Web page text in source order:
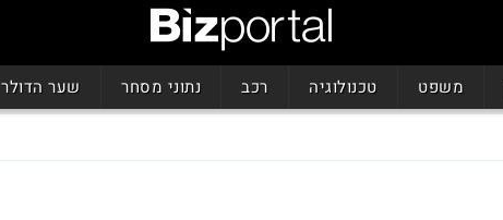
משפט טכנולוגיה רכב נתוני מסחר שער הדולר